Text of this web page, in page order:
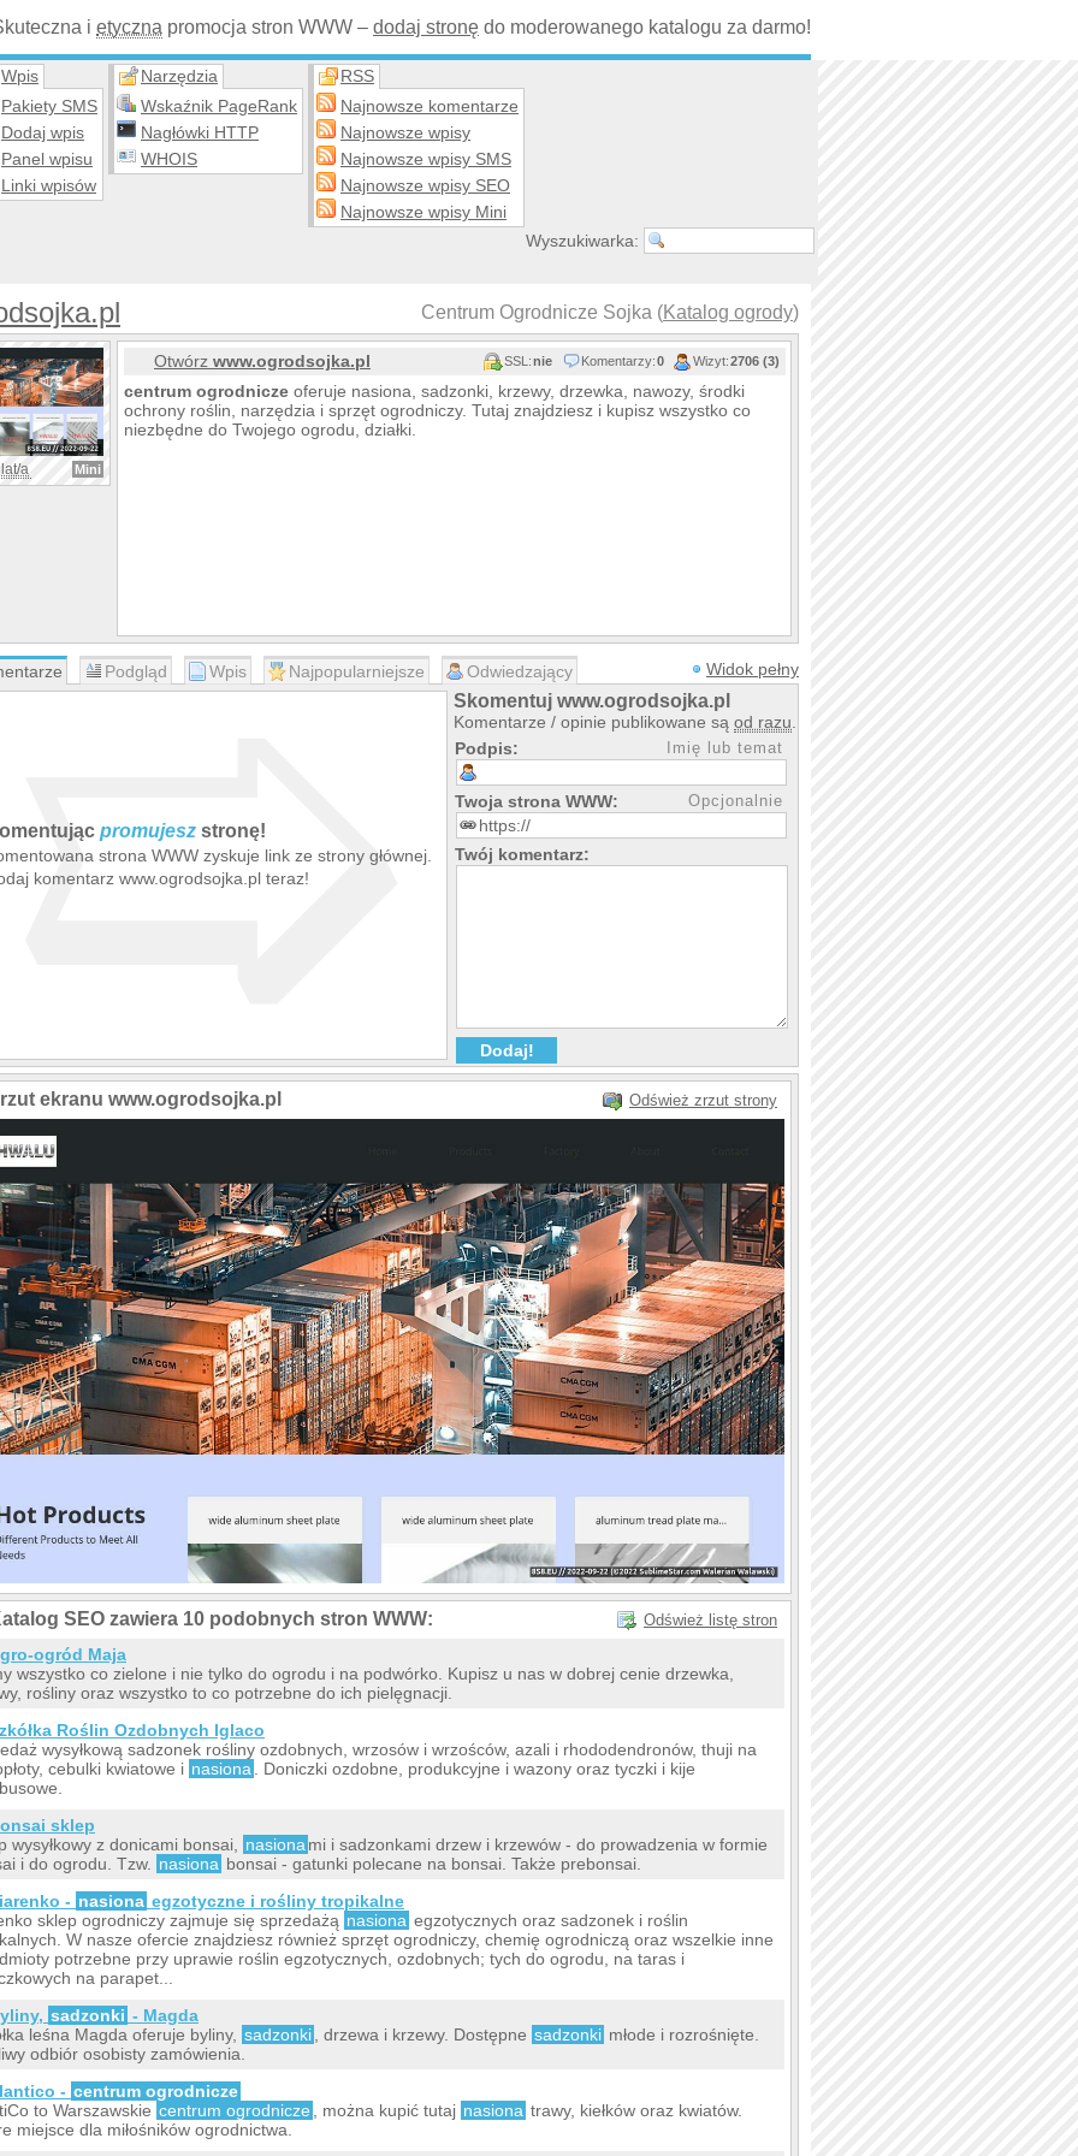
i etyczna promocja stron WWW – dodaj stronę do moderowanego katalogu za darmo!
Wpis
Pakiety SMS
Dodaj wpis
Panel wpisu
Linki wpisów
Narzędzia
Wskaźnik PageRank
Nagłówki HTTP
WHOIS
RSS
Najnowsze komentarze
Najnowsze wpisy
Najnowsze wpisy SMS
Najnowsze wpisy SEO
Najnowsze wpisy Mini
Wyszukiwarka:
Centrum Ogrodnicze Sojka (Katalog ogrody)
a Mini
Otwórz www.ogrodsojka.pl SSL:nie Komentarzy:0 Wizyt:2706 (3)
centrum ogrodnicze oferuje nasiona, sadzonki, krzewy, drzewka, nawozy, środki
ochrony roślin, narzędzia i sprzęt ogrodniczy. Tutaj znajdziesz i kupisz wszystko co
niezbędne do Twojego ogrodu, działki.
Podgląd Wpis Najpopularniejsze Odwiedzający Widok pełny
promujesz stronę!
strona WWW zyskuje link ze strony głównej.
komentarz www.ogrodsojka.pl teraz!
Skomentuj www.ogrodsojka.pl
Komentarze / opinie publikowane są od razu
Podpis:
Imię lub temat
Twoja strona WWW: Opcjonalnie
Twój komentarz:
ekranu www.ogrodsojka.pl Odśwież zrzut strony
SEO zawiera 10 podobnych stron WWW: Odśwież listę stron
ogród Maja
wszystko co zielone i nie tylko do ogrodu i na podwórko. Kupisz u nas w dobrej cenie drzewka,
rośliny oraz wszystko to co potrzebne do ich pielęgnacji.
Roślin Ozdobnych Iglaco
wysyłkową sadzonek rośliny ozdobnych, wrzosów i wrzośców, azali i rhododendronów, thuji na
cebulki kwiatowe i nasiona
. Doniczki ozdobne, produkcyjne i wazony oraz tyczki i kije
sklep
wysyłkowy z donicami bonsai,
nasiona mi i sadzonkami drzew i krzewów - do prowadzenia w formie
i do ogrodu. Tzw.
nasiona bonsai - gatunki polecane na bonsai. Także prebonsai.
- nasiona egzotyczne i rośliny tropikalne
sklep ogrodniczy zajmuje się sprzedażą nasiona egzotycznych oraz sadzonek i roślin
W nasze ofercie znajdziesz również sprzęt ogrodniczy, chemię ogrodniczą oraz wszelkie inne
potrzebne przy uprawie roślin egzotycznych, ozdobnych; tych do ogrodu, na taras i
na parapet...
sadzonki - Magda
leśna Magda oferuje byliny, sadzonki , drzewa i krzewy. Dostępne sadzonki młode i rozrośnięte.
odbiór osobisty zamówienia.
- centrum ogrodnicze
to Warszawskie centrum ogrodnicze , można kupić tutaj nasiona trawy, kiełków oraz kwiatów.
miejsce dla miłośników ogrodnictwa.